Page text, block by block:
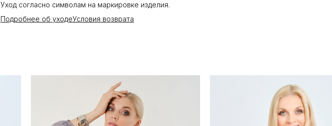
Уход согласно символам на маркировке изделия.
Подробнее об уходеУсловия возврата